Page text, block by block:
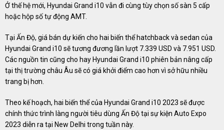
Ở thế hệ mới, Hyundai Grand i10 vẫn đi cùng tùy chọn số sàn 5 cấp
hoặc hộp số tự động AMT.
Tại Ấn Độ, giá bán dự kiến cho hai biến thể hatchback và sedan của
Hyundai Grand i10 sẽ tương đương lần lượt 7.339 USD và 7.951 USD.
Các nguồn tin cũng cho hay Hyundai Grand i10 phiên bản nâng cấp
tại thị trường châu Âu sẽ có giá khởi điểm cao hơn vì sở hữu nhiều
trang bị hơn.
Theo kế hoạch, hai biến thể của Hyundai Grand i10 2023 sẽ được
chính thức trình làng người tiêu dùng Ấn Độ tại sự kiện Auto Expo
2023 diễn ra tại New Delhi trong tuần này.